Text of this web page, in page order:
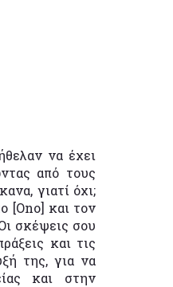
να έχει
από τους
γιατί όχι;
[Ono] και τον
σκέψεις σου
και τις
της, για να
και στην